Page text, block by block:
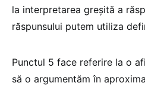
la interpretarea greșită a
răspunsului putem utiliza
Punctul 5 face referire la o
să o argumentăm în